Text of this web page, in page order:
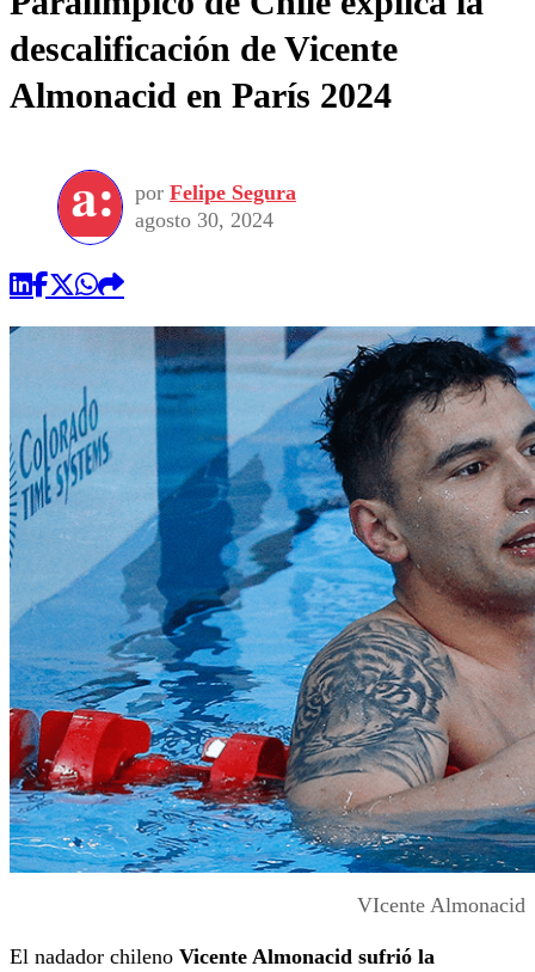
descalificación de Vicente
Almonacid en París 2024
por Felipe Segura
agosto 30, 2024
VIcente Almonacid
El nadador chileno Vicente Almonacid sufrió la